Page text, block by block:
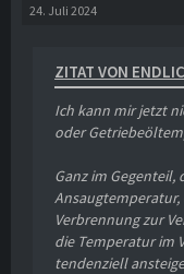
24. Juli 2024
ZITAT VON
Ich kann mir jetzt
oder
Ganz im Gegenteil,
Verbrennung zur
die Temperatur im
tendenziell